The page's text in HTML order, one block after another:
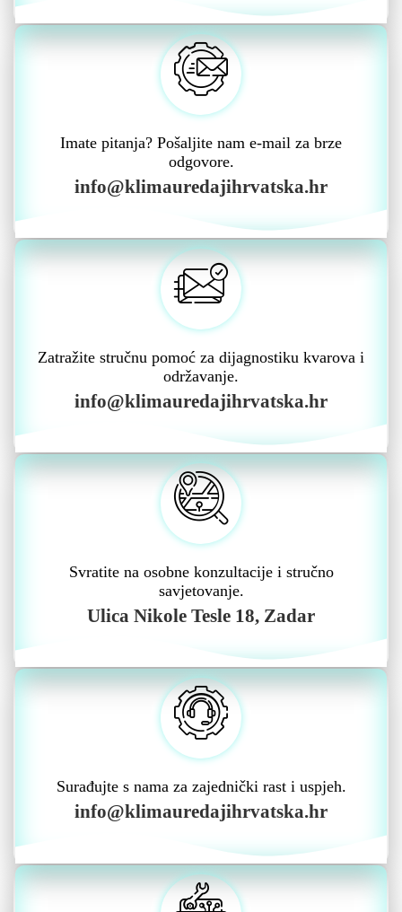
Imate pitanja? Pošaljite nam e-mail za brze
odgovore.
info@klimauredajihrvatska.hr
Zatražite stručnu pomoć za dijagnostiku kvarova i
održavanje.
info@klimauredajihrvatska.hr
Svratite na osobne konzultacije i stručno
savjetovanje.
Ulica Nikole Tesle 18, Zadar
Surađujte s nama za zajednički rast i uspjeh.
info@klimauredajihrvatska.hr